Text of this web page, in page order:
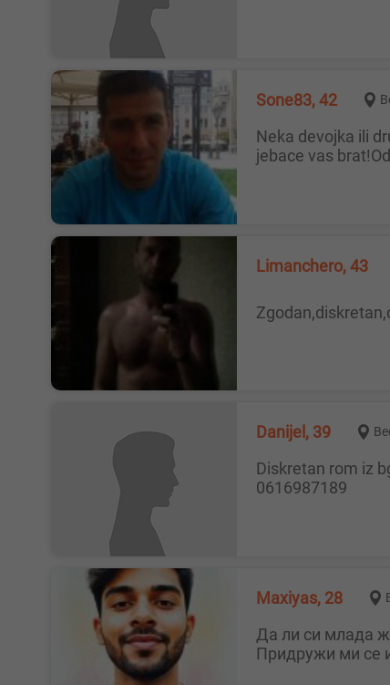
Sone83, 42
Neka devojka ili drugarice za druženje kod mene aj prevarite se pa se javite a da niste sa ciframa pola sata,sat celu noc
jebace vas
Limanchero, 43
Danijel, 39
Diskretan rom iz bg lepo sladak trazi par za diskretno druzenje moze I solo dama diskrecija na 1 mestu imam 39 god
0616987189
Maxiyas, 28
Да ли си млада жена коју обузима сексуална узбуђеност? Придружи ми се и ослободи се умора. Патиш ли?
Придружи ми се